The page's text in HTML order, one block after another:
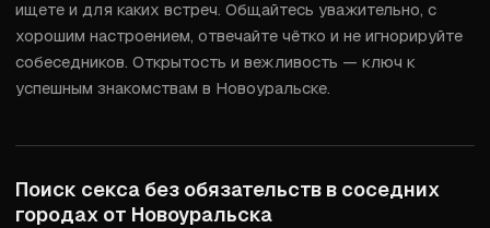
ищете и для каких встреч. Общайтесь уважительно, с
хорошим настроением, отвечайте чётко и не игнорируйте
собеседников. Открытость и вежливость — ключ к
успешным знакомствам в Новоуральске.
Поиск секса без обязательств в соседних
городах от Новоуральска